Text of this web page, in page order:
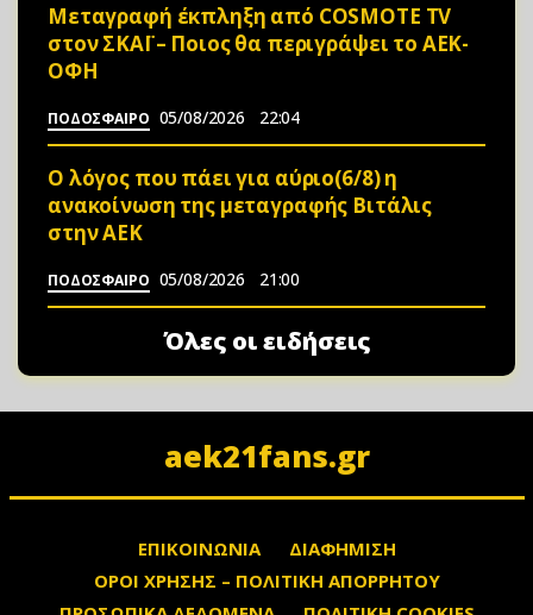
Μεταγραφή έκπληξη από COSMOTE TV
στον ΣΚΑΪ – Ποιος θα περιγράψει το ΑΕΚ-
ΟΦΗ
ΠΟΔΟΣΦΑΙΡΟ 05/08/2026 22:04
Ο λόγος που πάει για αύριο(6/8) η
ανακοίνωση της μεταγραφής Βιτάλις
στην ΑΕΚ
ΠΟΔΟΣΦΑΙΡΟ 05/08/2026 21:00
Όλες οι ειδήσεις
aek21fans.gr
ΕΠΙΚΟΙΝΩΝΙΑ
ΔΙΑΦΗΜΙΣΗ
ΟΡΟΙ ΧΡΗΣΗΣ – ΠΟΛΙΤΙΚΗ ΑΠΟΡΡΗΤΟΥ